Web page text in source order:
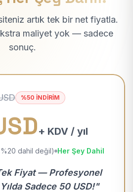
artık tek bir net fiyatla.
maliyet yok — sadece
sonuç.
%50 İNDİRİM
+ KDV / yıl
%20 dahil değil) Her Şey Dahil
Fiyat — Profesyonel
Sadece 50 USD!"